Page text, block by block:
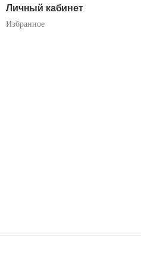
Личный кабинет
Избранное